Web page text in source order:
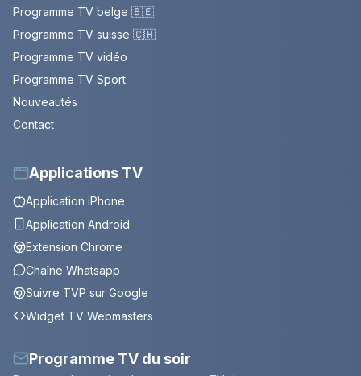
Programme TV belge 🇧🇪
Programme TV suisse 🇨🇭
Programme TV vidéo
Programme TV Sport
Nouveautés
Contact
Applications TV
Application iPhone
Application Android
Extension Chrome
Chaîne Whatsapp
Suivre TVP sur Google
Widget TV Webmasters
Programme TV du soir